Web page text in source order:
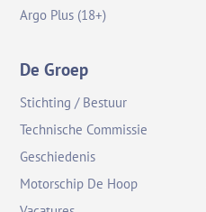
Argo Plus (18+)
De Groep
Stichting / Bestuur
Technische Commissie
Geschiedenis
Motorschip De Hoop